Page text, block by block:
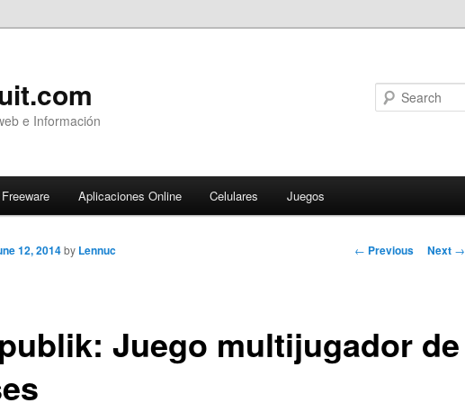
e Información
Freeware Aplicaciones Online Celulares Juegos
Post
← Previous Next →
Juego multijugador de
12, 2014 by Lennuc